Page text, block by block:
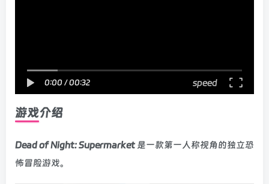
0:00 /00:32 speed
游戏介绍
Dead of Night: Supermarket 是一款第一人称视角的独立恐
怖冒险游戏。